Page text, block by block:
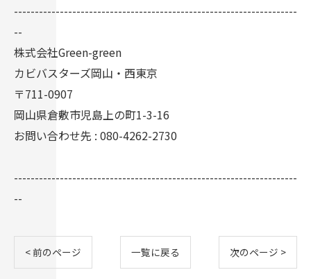
--------------------------------------------------------------------
--
株式会社Green-green
カビバスターズ岡山・西東京
〒711-0907
岡山県倉敷市児島上の町1-3-16
お問い合わせ先 : 080-4262-2730
--------------------------------------------------------------------
--
< 前のページ 一覧に戻る 次のページ >